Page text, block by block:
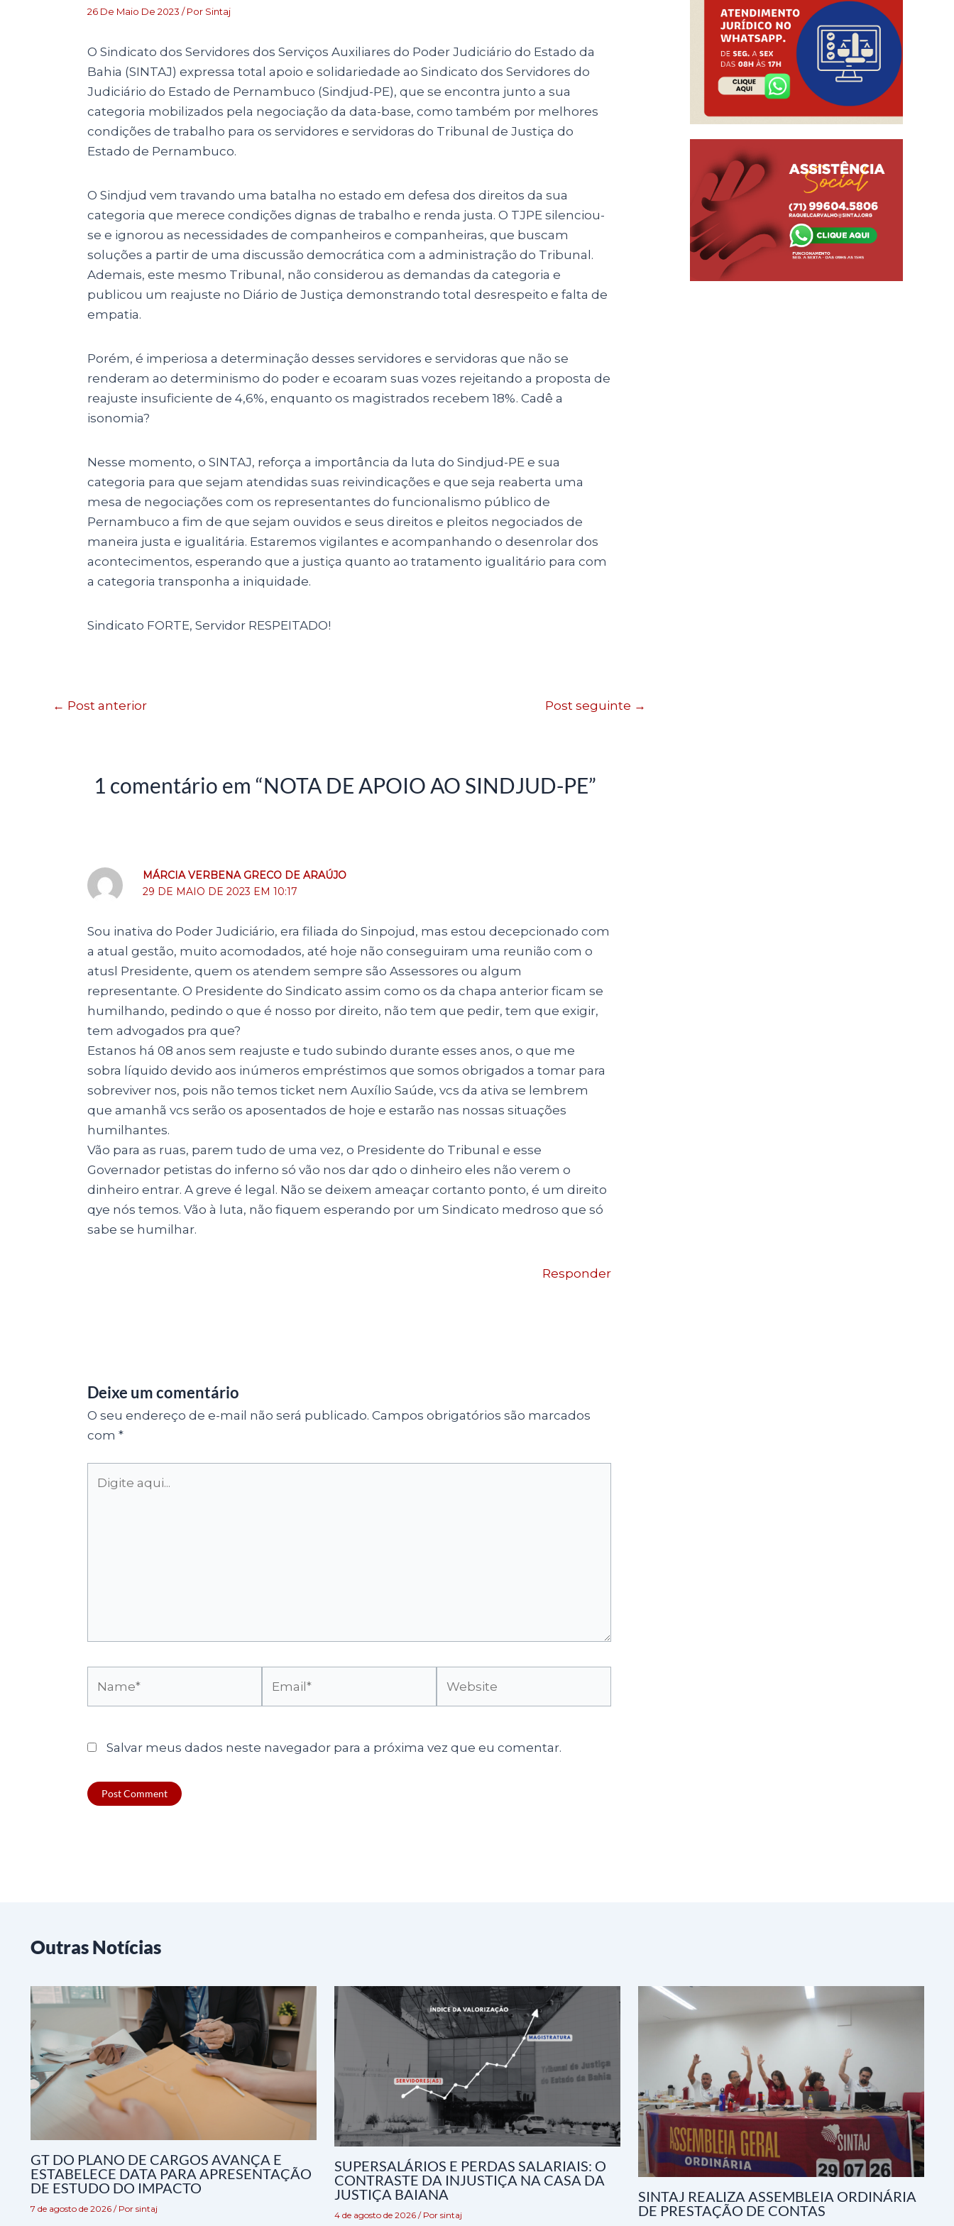
26 De Maio De 2023 / Por Sintaj
O Sindicato dos Servidores dos Serviços Auxiliares do Poder Judiciário do Estado da
Bahia (SINTAJ) expressa total apoio e solidariedade ao Sindicato dos Servidores do
Judiciário do Estado de Pernambuco (Sindjud-PE), que se encontra junto a sua
categoria mobilizados pela negociação da data-base, como também por melhores
condições de trabalho para os servidores e servidoras do Tribunal de Justiça do
Estado de Pernambuco.
O Sindjud vem travando uma batalha no estado em defesa dos direitos da sua
categoria que merece condições dignas de trabalho e renda justa. O TJPE silenciou-
se e ignorou as necessidades de companheiros e companheiras, que buscam
soluções a partir de uma discussão democrática com a administração do Tribunal.
Ademais, este mesmo Tribunal, não considerou as demandas da categoria e
publicou um reajuste no Diário de Justiça demonstrando total desrespeito e falta de
empatia.
Porém, é imperiosa a determinação desses servidores e servidoras que não se
renderam ao determinismo do poder e ecoaram suas vozes rejeitando a proposta de
reajuste insuficiente de 4,6%, enquanto os magistrados recebem 18%. Cadê a
isonomia?
Nesse momento, o SINTAJ, reforça a importância da luta do Sindjud-PE e sua
categoria para que sejam atendidas suas reivindicações e que seja reaberta uma
mesa de negociações com os representantes do funcionalismo público de
Pernambuco a fim de que sejam ouvidos e seus direitos e pleitos negociados de
maneira justa e igualitária. Estaremos vigilantes e acompanhando o desenrolar dos
acontecimentos, esperando que a justiça quanto ao tratamento igualitário para com
a categoria transponha a iniquidade.
Sindicato FORTE, Servidor RESPEITADO!
← Post anterior Post seguinte →
1 comentário em “NOTA DE APOIO AO SINDJUD-PE”
MÁRCIA VERBENA GRECO DE ARAÚJO
29 DE MAIO DE 2023 EM 10:17
Sou inativa do Poder Judiciário, era filiada do Sinpojud, mas estou decepcionado com
a atual gestão, muito acomodados, até hoje não conseguiram uma reunião com o
atusl Presidente, quem os atendem sempre são Assessores ou algum
representante. O Presidente do Sindicato assim como os da chapa anterior ficam se
humilhando, pedindo o que é nosso por direito, não tem que pedir, tem que exigir,
tem advogados pra que?
Estanos há 08 anos sem reajuste e tudo subindo durante esses anos, o que me
sobra líquido devido aos inúmeros empréstimos que somos obrigados a tomar para
sobreviver nos, pois não temos ticket nem Auxílio Saúde, vcs da ativa se lembrem
que amanhã vcs serão os aposentados de hoje e estarão nas nossas situações
humilhantes.
Vão para as ruas, parem tudo de uma vez, o Presidente do Tribunal e esse
Governador petistas do inferno só vão nos dar qdo o dinheiro eles não verem o
dinheiro entrar. A greve é legal. Não se deixem ameaçar cortanto ponto, é um direito
qye nós temos. Vão à luta, não fiquem esperando por um Sindicato medroso que só
sabe se humilhar.
Responder
Deixe um comentário
O seu endereço de e-mail não será publicado. Campos obrigatórios são marcados
com *
aqui...
Salvar meus dados neste navegador para a próxima vez que eu comentar.
Outras Notícias
GT DO PLANO DE CARGOS AVANÇA E
ESTABELECE DATA PARA APRESENTAÇÃO
DE ESTUDO DO IMPACTO
7 de agosto de 2026 / Por sintaj
SUPERSALÁRIOS E PERDAS SALARIAIS: O
CONTRASTE DA INJUSTIÇA NA CASA DA
JUSTIÇA BAIANA
4 de agosto de 2026 / Por sintaj
SINTAJ REALIZA ASSEMBLEIA ORDINÁRIA
DE PRESTAÇÃO DE CONTAS